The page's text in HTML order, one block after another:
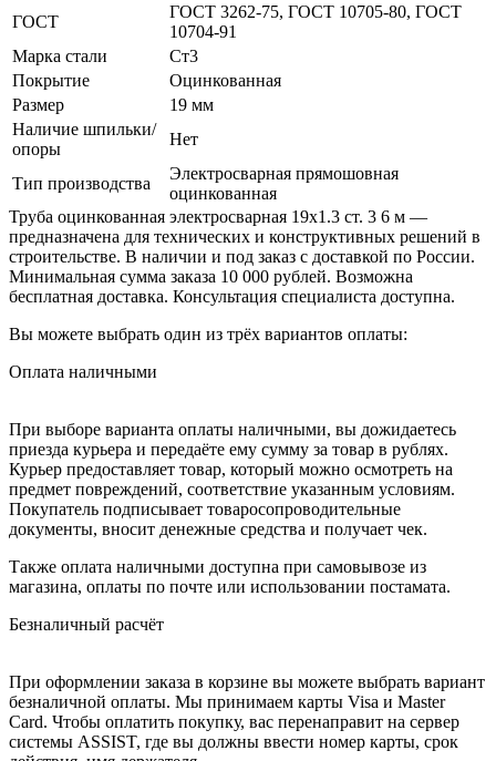
ГОСТ
ГОСТ 3262-75, ГОСТ 10705-80, ГОСТ
10704-91
Марка стали
Ст3
Покрытие
Оцинкованная
Размер
19 мм
Наличие шпильки/
опоры
Нет
Тип производства
Электросварная прямошовная
оцинкованная
Труба оцинкованная электросварная 19х1.3 ст. 3 6 м —
предназначена для технических и конструктивных решений в
строительстве. В наличии и под заказ с доставкой по России.
Минимальная сумма заказа 10 000 рублей. Возможна
бесплатная доставка. Консультация специалиста доступна.
Вы можете выбрать один из трёх вариантов оплаты:
Оплата наличными
При выборе варианта оплаты наличными, вы дожидаетесь
приезда курьера и передаёте ему сумму за товар в рублях.
Курьер предоставляет товар, который можно осмотреть на
предмет повреждений, соответствие указанным условиям.
Покупатель подписывает товаросопроводительные
документы, вносит денежные средства и получает чек.
Также оплата наличными доступна при самовывозе из
магазина, оплаты по почте или использовании постамата.
Безналичный расчёт
При оформлении заказа в корзине вы можете выбрать вариант
безналичной оплаты. Мы принимаем карты Visa и Master
Card. Чтобы оплатить покупку, вас перенаправит на сервер
системы ASSIST, где вы должны ввести номер карты, срок